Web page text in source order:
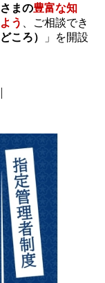
まの豊富な知
う
、ご相談でき
ころ）
」を開設